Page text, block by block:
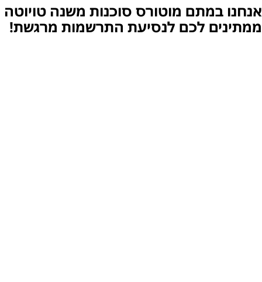
אנחנו במתם מוטורס סוכנות משנה טויוטה
ממתינים לכם לנסיעת התרשמות מרגשת!